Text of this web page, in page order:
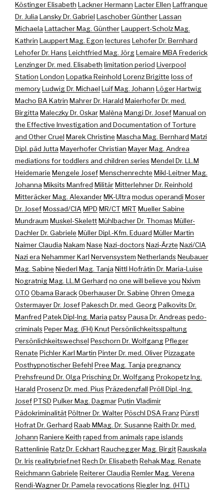
Köstinger Elisabeth Lackner Hermann Lacter Ellen Laffranque
Dr. Julia Lansky Dr. Gabriel Laschober GüntherLassan
Michaela Lattacher Mag. GüntherLauppert-Scholz Mag.
Kathrin Lauppert Mag. Egon lecturesLehofer Dr. Bernhard
Lehofer Dr. HansLeichtfried Mag. JörgLemaire MBA Frederick
Lenzinger Dr. med. Elisabeth limitation period Liverpool
Station London Lopatka Reinhold Lorenz Brigitte loss of
memoryLudwig Dr. Michael Luif Mag. Johann Löger Hartwig
Macho BA Katrin Mahrer Dr. Harald Maierhofer Dr. med.
Birgitta Maleczky Dr. OskarMalèna Mangi Dr. JosefManual on
the Effective Investigation and Documentation of Torture
and Other Cruel Marek Christine Mascha Mag. Bernhard Matzi
Dipl. päd Jutta Mayerhofer Christian Mayer Mag. Andrea
mediations for toddlers and children seriesMendel Dr. LL.M
Heidemarie Mengele JosefMenschenrechte Mikl-Leitner Mag.
Johanna Miksits Manfred MilitärMitterlehner Dr. Reinhold
Mitteräcker Mag. AlexanderMK-Ultra modus operandi Moser
Dr. JosefMossad/CIA MPD MR/CT MRT Mueller Sabine
Mundraum Muskel-SkelettMühlbacher Dr. ThomasMüller-
Dachler Dr. Gabriele Müller Dipl.-Kfm. Eduard Müller Martin
Naimer Claudia Nakam Nase Nazi-doctorsNazi-Ärzte Nazi/CIA
Nazi era Nehammer Karl Nervensystem NetherlandsNeubauer
Mag. Sabine Niederl Mag. Tanja Nittl Hofrätin Dr. Maria-Luise
Nogratnig Mag. LL.M Gerhard no one will believe you Nxivm
O.T.O Obama BarackOberhauser Dr. Sabine Ohren Omega
Ostermayer Dr. JosefPakesch Dr. med. GeorgPalkovits Dr.
Manfred Patek Dipl-Ing. Maria patsyPausa Dr. Andreaspedo-
criminalsPeper Mag. (FH) KnutPersönlichkeitsspaltung
Persönlichkeitswechsel Peschorn Dr. WolfgangPfleger
Renate Pichler Karl Martin Pinter Dr. med. OliverPizzagate
Posthypnotischer Befehl Pree Mag. Tanja pregnancy
Prehsfreund Dr. Olga Prisching Dr. WolfgangProkopetz Ing.
Harald Prosenz Dr. med. PiusPräzedenzfall Pröll Dipl.-Ing.
JosefPTSD Pulker Mag. DagmarPutin Vladimir
PädokriminalitätPöltner Dr. WalterPöschl DSA FranzPürstl
Hofrat Dr. Gerhard Raab MMag. Dr. Susanne Raith Dr. med.
Johann Raniere Keith raped from animalsrape islands
Rattenlinie Ratz Dr. EckhartRauchegger Mag. BirgitRauskala
Dr. Irisrealitybrief.netRech Dr. Elisabeth Rehak Mag. Renate
Reichmann Gabriele Reiterer Claudia Remler Mag. Verena
Rendi-Wagner Dr. Pamela revocationsRiegler Ing. (HTL)